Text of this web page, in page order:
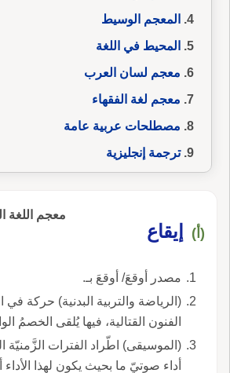
المعجم الوسيط
المحيط في اللغة
معجم لسان العرب
معجم لغة الفقهاء
مصطلحات عربية عامة
ترجمة إنجليزية
معجم اللغة
(أ) إيقاع
مصدر أوقعَ/ أوقعَ بـ.
(الرياضة والتربية البدنية) حركة في
الفنون القتالية، فيها يُلقى الخصمُ
(الموسيقى) اطّراد الفترات الزَّمنيّة
أداء صوتيّ ما بحيث يكون لهذا